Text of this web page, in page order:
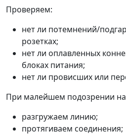
Проверяем:
нет ли потемнений/
розетках;
нет ли оплавленных
блоках питания;
нет ли провисших или
При малейшем подозрении на
разгружаем линию;
протягиваем соединения;